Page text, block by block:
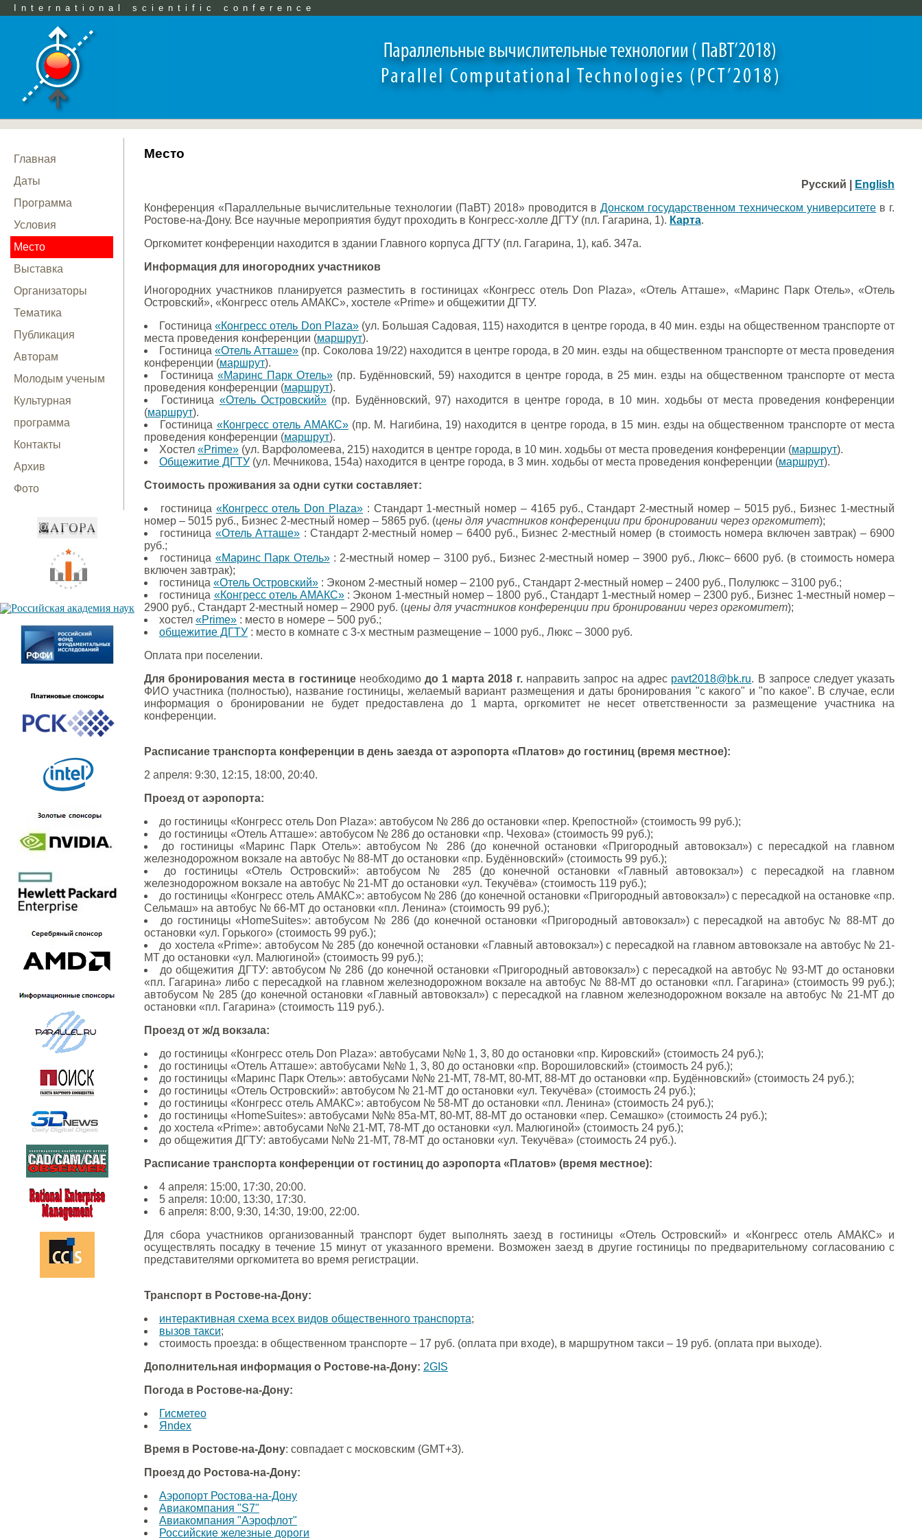
International scientific conference
Главная
Даты
Программа
Условия
Место
Выставка
Организаторы
Тематика
Публикация
Авторам
Молодым ученым
Культурная
программа
Контакты
Архив
Фото
Место
Русский |
English
Конференция «Параллельные вычислительные технологии (ПаВТ) 2018» проводится вДонском государственном техническом университете в г.
Ростове-на-Дону. Все научные мероприятия будут проходить в Конгресс-холле ДГТУ (пл. Гагарина, 1). Карта.
Оргкомитет конференции находится в здании Главного корпуса ДГТУ (пл. Гагарина, 1), каб. 347а.
Информация для иногородних участников
Иногородних участников планируется разместить в гостиницах «Конгресс отель Don Plaza», «Отель Атташе», «Маринс Парк Отель», «Отель
Островский», «Конгресс отель АМАКС», хостеле «Prime» и общежитии ДГТУ.
Гостиница«Конгресс отель Don Plaza»(ул. Большая Садовая, 115) находится в центре города, в 40 мин. езды на общественном транспорте от
места проведения конференции (маршрут).
Гостиница«Отель Атташе» (пр. Соколова 19/22) находится в центре города, в 20 мин. езды на общественном транспорте от места проведения
конференции (маршрут).
Гостиница «Маринс Парк Отель» (пр. Будённовский, 59) находится в центре города, в 25 мин. езды на общественном транспорте от места
проведения конференции (маршрут).
Гостиница «Отель Островский» (пр. Будённовский, 97) находится в центре города, в 10 мин. ходьбы от места проведения конференции
(маршрут).
Гостиница «Конгресс отель АМАКС»(пр. М. Нагибина, 19) находится в центре города, в 15 мин. езды на общественном транспорте от места
проведения конференции (маршрут).
Хостел «Prime» (ул. Варфоломеева, 215) находится в центре города, в 10 мин. ходьбы от места проведения конференции (маршрут).
Общежитие ДГТУ (ул. Мечникова, 154а) находится в центре города, в 3 мин. ходьбы от места проведения конференции (маршрут).
Стоимость проживания за одни сутки составляет:
гостиница «Конгресс отель Don Plaza» : Стандарт 1-местный номер – 4165 руб., Стандарт 2-местный номер – 5015 руб., Бизнес 1-местный
номер – 5015 руб., Бизнес 2-местный номер – 5865 руб. (цены для участников конференции при бронировании через оргкомитет);
гостиница «Отель Атташе» : Стандарт 2-местный номер – 6400 руб., Бизнес 2-местный номер (в стоимость номера включен завтрак) – 6900
руб.;
гостиница «Маринс Парк Отель»: 2-местный номер – 3100 руб., Бизнес 2-местный номер – 3900 руб., Люкс– 6600 руб. (в стоимость номера
включен завтрак);
гостиница «Отель Островский» : Эконом 2-местный номер – 2100 руб., Стандарт 2-местный номер – 2400 руб., Полулюкс – 3100 руб.;
гостиница «Конгресс отель АМАКС»: Эконом 1-местный номер – 1800 руб., Стандарт 1-местный номер – 2300 руб., Бизнес 1-местный номер –
2900 руб., Стандарт 2-местный номер – 2900 руб. (цены для участников конференции при бронировании через оргкомитет);
хостел «Prime» : место в номере – 500 руб.;
общежитие ДГТУ : место в комнате с 3-х местным размещение – 1000 руб., Люкс – 3000 руб.
Оплата при поселении.
Для бронирования места в гостиниценеобходимо до 1 марта 2018 г.направить запрос на адрес pavt2018@bk.ru. В запросе следует указать
ФИО участника (полностью), название гостиницы, желаемый вариант размещения и даты бронирования "с какого" и "по какое". В случае, если
информация о бронировании не будет предоставлена до 1 марта, оргкомитет не несет ответственности за размещение участника на
конференции.
Расписание транспорта конференции в день заезда от аэропорта «Платов» до гостиниц (время местное):
2 апреля: 9:30, 12:15, 18:00, 20:40.
Проезд от аэропорта:
до гостиницы «Конгресс отель Don Plaza»: автобусом № 286 до остановки «пер. Крепостной» (стоимость 99 руб.);
до гостиницы «Отель Атташе»: автобусом № 286 до остановки «пр. Чехова» (стоимость 99 руб.);
до гостиницы «Маринс Парк Отель»: автобусом № 286 (до конечной остановки «Пригородный автовокзал») с пересадкой на главном
железнодорожном вокзале на автобус № 88-МТ до остановки «пр. Будённовский» (стоимость 99 руб.);
до гостиницы «Отель Островский»: автобусом № 285 (до конечной остановки «Главный автовокзал») с пересадкой на главном
железнодорожном вокзале на автобус № 21-МТ до остановки «ул. Текучёва» (стоимость 119 руб.);
до гостиницы «Конгресс отель АМАКС»: автобусом № 286 (до конечной остановки «Пригородный автовокзал») с пересадкой на остановке «пр.
Сельмаш» на автобус № 66-МТ до остановки «пл. Ленина» (стоимость 99 руб.);
до гостиницы «HomeSuites»: автобусом № 286 (до конечной остановки «Пригородный автовокзал») с пересадкой на автобус № 88-МТ до
остановки «ул. Горького» (стоимость 99 руб.);
до хостела «Prime»: автобусом № 285 (до конечной остановки «Главный автовокзал») с пересадкой на главном автовокзале на автобус № 21-
МТ до остановки «ул. Малюгиной» (стоимость 99 руб.);
до общежития ДГТУ: автобусом № 286 (до конечной остановки «Пригородный автовокзал») с пересадкой на автобус № 93-МТ до остановки
«пл. Гагарина» либо с пересадкой на главном железнодорожном вокзале на автобус № 88-МТ до остановки «пл. Гагарина» (стоимость 99 руб.);
автобусом № 285 (до конечной остановки «Главный автовокзал») с пересадкой на главном железнодорожном вокзале на автобус № 21-МТ до
остановки «пл. Гагарина» (стоимость 119 руб.).
Проезд от ж/д вокзала:
до гостиницы «Конгресс отель Don Plaza»: автобусами №№ 1, 3, 80 до остановки «пр. Кировский» (стоимость 24 руб.);
до гостиницы «Отель Атташе»: автобусами №№ 1, 3, 80 до остановки «пр. Ворошиловский» (стоимость 24 руб.);
до гостиницы «Маринс Парк Отель»: автобусами №№ 21-МТ, 78-МТ, 80-МТ, 88-МТ до остановки «пр. Будённовский» (стоимость 24 руб.);
до гостиницы «Отель Островский»: автобусом № 21-МТ до остановки «ул. Текучёва» (стоимость 24 руб.);
до гостиницы «Конгресс отель АМАКС»: автобусом № 58-МТ до остановки «пл. Ленина» (стоимость 24 руб.);
до гостиницы «HomeSuites»: автобусами №№ 85а-МТ, 80-МТ, 88-МТ до остановки «пер. Семашко» (стоимость 24 руб.);
до хостела «Prime»: автобусами №№ 21-МТ, 78-МТ до остановки «ул. Малюгиной» (стоимость 24 руб.);
до общежития ДГТУ: автобусами №№ 21-МТ, 78-МТ до остановки «ул. Текучёва» (стоимость 24 руб.).
Расписание транспорта конференции от гостиниц до аэропорта «Платов» (время местное):
4 апреля: 15:00, 17:30, 20:00.
5 апреля: 10:00, 13:30, 17:30.
6 апреля: 8:00, 9:30, 14:30, 19:00, 22:00.
Для сбора участников организованный транспорт будет выполнять заезд в гостиницы «Отель Островский» и «Конгресс отель АМАКС» и
осуществлять посадку в течение 15 минут от указанного времени. Возможен заезд в другие гостиницы по предварительному согласованию с
представителями оргкомитета во время регистрации.
Транспорт в Ростове-на-Дону:
интерактивная схема всех видов общественного транспорта;
вызов такси;
стоимость проезда: в общественном транспорте – 17 руб. (оплата при входе), в маршрутном такси – 19 руб. (оплата при выходе).
Дополнительная информация о Ростове-на-Дону: 2GIS
Погода в Ростове-на-Дону:
Гисметео
Яndex
Время в Ростове-на-Дону: совпадает с московским (GMT+3).
Проезд до Ростова-на-Дону:
Аэропорт Ростова-на-Дону
Авиакомпания "S7"
Авиакомпания "Аэрофлот"
Российские железные дороги